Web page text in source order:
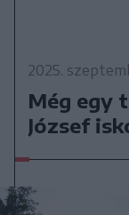
2025.
Még egy
József